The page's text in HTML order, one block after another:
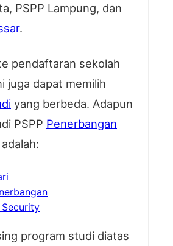
PSPP Lampung, dan
.
pendaftaran sekolah
juga dapat memilih
yang berbeda. Adapun
PSPP Penerbangan
program studi diatas